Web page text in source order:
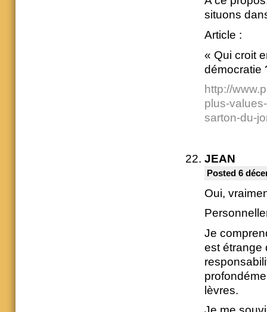
situons
Article :
« Qui croit
démocratie
http://
plus-
sarton-du-
JEAN
Posted 6
Oui,
Je
est étrange
lèvres.